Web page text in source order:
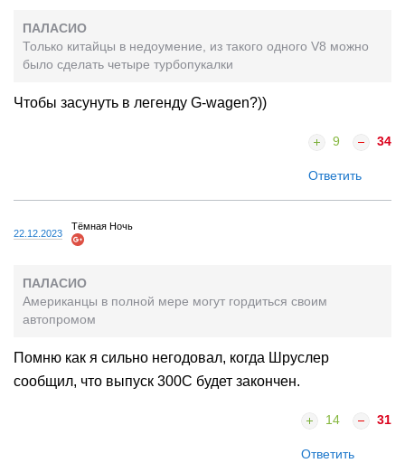
ПАЛАСИО
Только китайцы в недоумение, из такого одного V8 можно
было сделать четыре турбопукалки
Чтобы засунуть в легенду G-wagen?))
9 34
Ответить
22.12.2023
Тёмная Ночь
ПАЛАСИО
Американцы в полной мере могут гордиться своим
автопромом
Помню как я сильно негодовал, когда Шруслер
сообщил, что выпуск 300C будет закончен.
14 31
Ответить